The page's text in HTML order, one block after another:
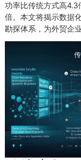
功率比传统方式高
倍。本文将揭示数据
勘探体系，为外贸企